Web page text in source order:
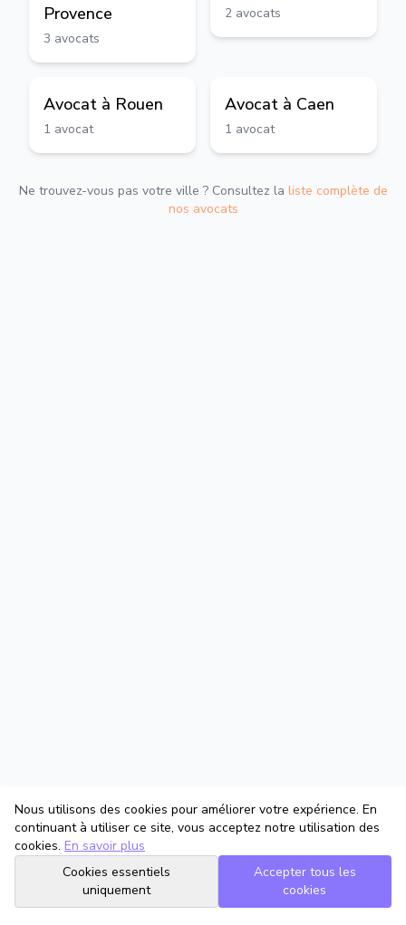
Provence
3 avocats
2 avocats
Avocat à Rouen
1 avocat
Avocat à Caen
1 avocat
Ne trouvez-vous pas votre ville ? Consultez la liste complète de
nos avocats
Nous utilisons des cookies pour améliorer votre expérience. En
continuant à utiliser ce site, vous acceptez notre utilisation des
cookies. En savoir plus
Cookies essentiels
uniquement
Accepter tous les
cookies